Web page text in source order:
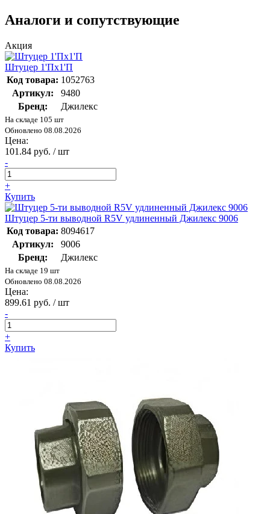
Аналоги и сопутствующие
Акция
Штуцер 1'Пх1'П
Код товара: 1052763
Артикул:
9480
Бренд:
Джилекс
На складе 105 шт
Обновлено 08.08.2026
Цена:
101.84 руб. / шт
-
+
Купить
Штуцер 5-ти выводной R5V удлиненный Джилекс 9006
Код товара: 8094617
Артикул:
9006
Бренд:
Джилекс
На складе 19 шт
Обновлено 08.08.2026
Цена:
899.61 руб. / шт
-
+
Купить